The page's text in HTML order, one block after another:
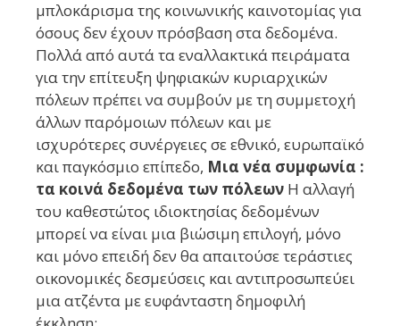
μπλοκάρισμα της κοινωνικής καινοτομίας για
όσους δεν έχουν πρόσβαση στα δεδομένα.
Πολλά από αυτά τα εναλλακτικά πειράματα
για την επίτευξη ψηφιακών κυριαρχικών
πόλεων πρέπει να συμβούν με τη συμμετοχή
άλλων παρόμοιων πόλεων και με
ισχυρότερες συνέργειες σε εθνικό, ευρωπαϊκό
και παγκόσμιο επίπεδο, Μια νέα συμφωνία :
τα κοινά δεδομένα των πόλεων Η αλλαγή
του καθεστώτος ιδιοκτησίας δεδομένων
μπορεί να είναι μια βιώσιμη επιλογή, μόνο
και μόνο επειδή δεν θα απαιτούσε τεράστιες
οικονομικές δεσμεύσεις και αντιπροσωπεύει
μια ατζέντα με ευφάνταστη δημοφιλή